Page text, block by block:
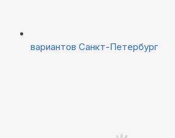
вариантов Санкт-Петербург